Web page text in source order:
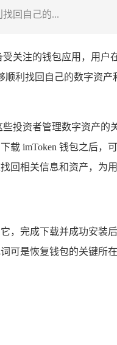
回自己的...
关注的钱包应用，用户
利找回自己的数字资
投资者管理数字资产的
imToken 钱包之后，
回相关信息和资产，为
，完成下载并成功安装
可是恢复钱包的关键所